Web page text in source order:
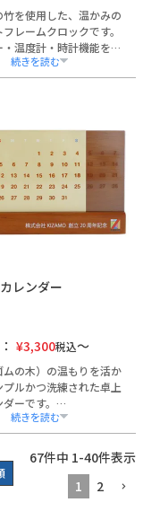
を使用した、温かみの
レームクロックです。
・温度計・時計機能を搭
、実用性とデザイン性を
一品。
念行事にふさわしい贈答
評いただいておりま
ゴ、贈呈日・メッセージ
4行までの名入れ彫刻が可
ピング・手提げ袋にも対
レンダー
¥3,300税込
ムの木）の温もりを活か
プルかつ洗練された卓上
ーです。
デスク、受付カウンタ
レジ横など幅広い場面に
ザインで、法人様の開
念・永年勤続表彰などの
です。企業名・ロゴの
応しており、ブランドPR
67件中 1-40件表示
1
2